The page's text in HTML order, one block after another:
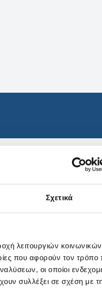
Σχετικά
λειτουργιών κοινωνικών
που αφορούν τον τρόπο
οι οποίοι
συλλέξει σε σχέση με